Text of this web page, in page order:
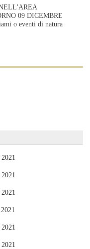
09 DICEMBRE
o eventi di natura